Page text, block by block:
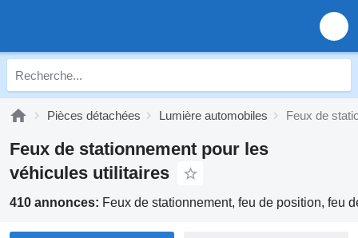
Pièces détachées Lumière automobiles Feux de
Feux de stationnement pour les
véhicules utilitaires
410 annonces: Feux de stationnement, feu de position, feu